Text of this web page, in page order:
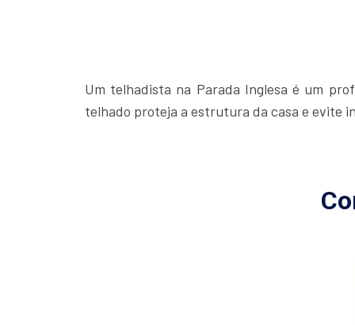
Um telhadista na Parada Inglesa é um
telhado proteja a estrutura da casa e evite